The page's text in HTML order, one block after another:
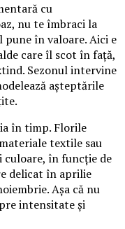
cu
nu te îmbraci la
în valoare. Aici e
care îl scot în față,
Sezonul intervine
așteptările
în timp. Florile
textile sau
culoare, în funcție de
delicat în aprilie
Așa că nu
intensitate și